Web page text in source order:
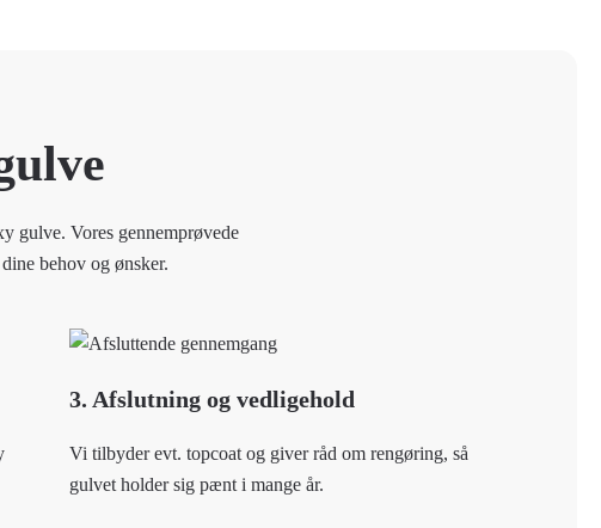
gulve. Vores gennemprøvede
behov og ønsker.
3. Afslutning og vedligehold
Vi tilbyder evt. topcoat og giver råd om rengøring, så
gulvet holder sig pænt i mange år.